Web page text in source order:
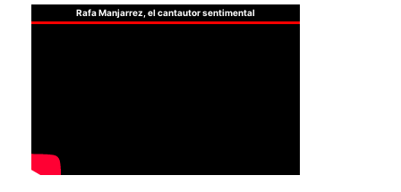
Rafa Manjarrez, el cantautor sentimental